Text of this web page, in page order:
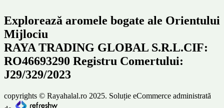
Explorează aromele bogate ale Orientului
Mijlociu
RAYA TRADING GLOBAL S.R.L.CIF:
RO46693290 Registru Comertului:
J29/329/2023
copyrights © Rayahalal.ro 2025. Soluție eCommerce administrată